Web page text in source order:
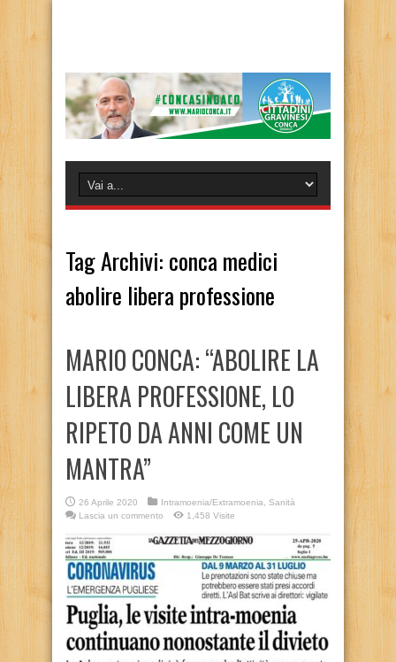
Tag Archivi: conca medici
abolire libera professione
MARIO CONCA: “ABOLIRE LA
LIBERA PROFESSIONE, LO
RIPETO DA ANNI COME UN
MANTRA”
26 Aprile 2020 Intramoenia/Extramoenia
Sanità
Lascia un commento
1,458 Visite